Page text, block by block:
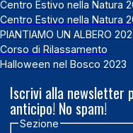
Centro Estivo nella Natura
Centro Estivo nella Natura
PIANTIAMO UN ALBERO
Corso di Rilassamento
Halloween nel Bosco 2023
Iscrivi alla newsletter
anticipo! No spam!
Sezione